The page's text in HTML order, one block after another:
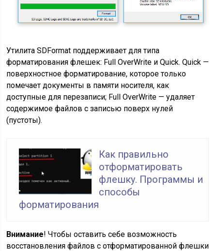
Утилита SDFormat поддерживает для типа
форматирования флешек: Full OverWrite и Quick. Quick —
поверхностное форматирование, которое только
помечает документы в памяти носителя, как
доступные для перезаписи; Full OverWrite — удаляет
содержимое файлов с записью поверх нулей
(пустоты).
Как правильно
отформатировать
флешку. Программы и
способы
форматирования
Внимание! Чтобы оставить себе возможность
восстановления файлов с отформатированной флешки